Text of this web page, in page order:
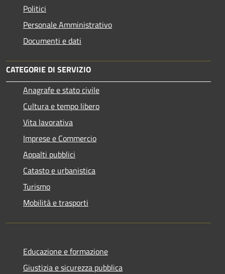
Politici
Personale Amministrativo
Documenti e dati
CATEGORIE DI SERVIZIO
Anagrafe e stato civile
Cultura e tempo libero
Vita lavorativa
Imprese e Commercio
Appalti pubblici
Catasto e urbanistica
Turismo
Mobilità e trasporti
Educazione e formazione
Giustizia e sicurezza pubblica